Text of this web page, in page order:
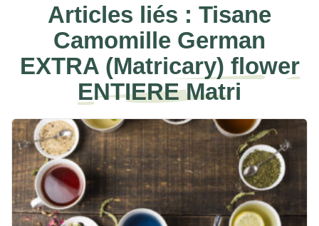
Articles liés : Tisane
Camomille German
EXTRA (Matricary) flower
ENTIERE Matri